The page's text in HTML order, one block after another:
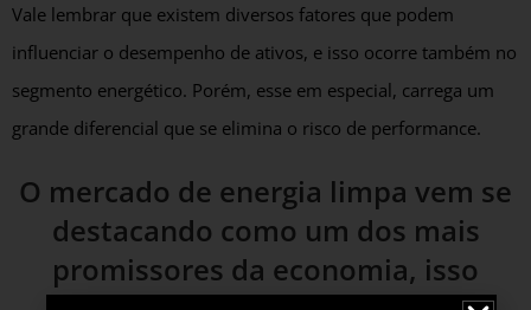
Vale lembrar que existem diversos fatores que podem
influenciar o desempenho de ativos, e isso ocorre também no
segmento energético. Porém, esse em especial, carrega um
grande diferencial que se elimina o risco de performance.
O mercado de energia limpa vem se
destacando como um dos mais
promissores da economia, isso